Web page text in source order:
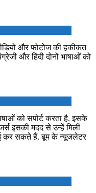
और फोटोज की हकीकत
और हिंदी दोनों भाषाओं को
को सपोर्ट करता है. इसके
इसकी मदद से उन्‍हें मिलीं
कर सकते हैं. बूम के न्यूजलेटर